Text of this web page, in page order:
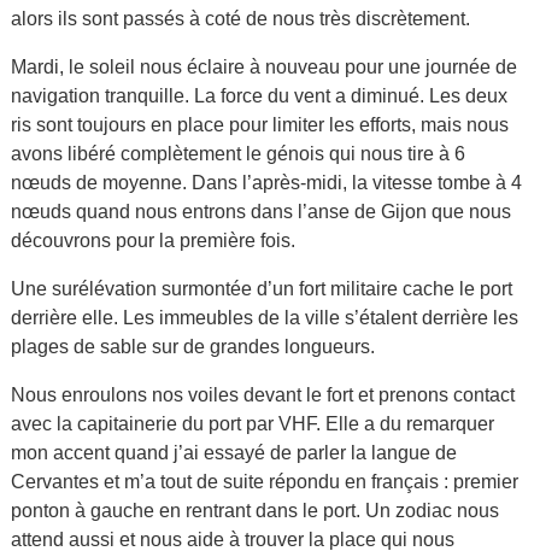
alors ils sont passés à coté de nous très discrètement.
Mardi, le soleil nous éclaire à nouveau pour une journée de
navigation tranquille. La force du vent a diminué. Les deux
ris sont toujours en place pour limiter les efforts, mais nous
avons libéré complètement le génois qui nous tire à 6
nœuds de moyenne. Dans l’après-midi, la vitesse tombe à 4
nœuds quand nous entrons dans l’anse de Gijon que nous
découvrons pour la première fois.
Une surélévation surmontée d’un fort militaire cache le port
derrière elle. Les immeubles de la ville s’étalent derrière les
plages de sable sur de grandes longueurs.
Nous enroulons nos voiles devant le fort et prenons contact
avec la capitainerie du port par VHF. Elle a du remarquer
mon accent quand j’ai essayé de parler la langue de
Cervantes et m’a tout de suite répondu en français : premier
ponton à gauche en rentrant dans le port. Un zodiac nous
attend aussi et nous aide à trouver la place qui nous